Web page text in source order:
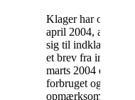
Klager har oplyst i
april 2004, at han
sig til indklagede på
et brev fra
marts 2004 om en
forbruget og gjorde
opmærksom på, at